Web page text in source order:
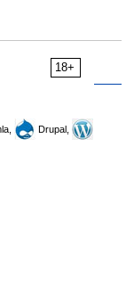
18+
Drupal,